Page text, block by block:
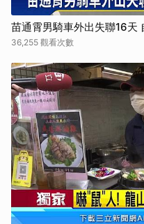
苗通霄男騎車外出失聯16天
36,255 觀看次數